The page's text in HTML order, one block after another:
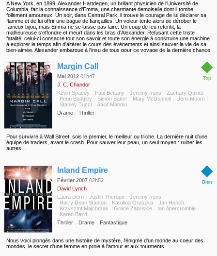
A New York, en 1899, Alexander Hartdegen, un brillant physicien de l'Université de
Columbia, fait la connaissance d'Emma, une charmante demoiselle dont il tombe
follement amoureux. Un soir, dans Central Park, il trouve le courage de lui déclarer sa
flamme et de lui offrir une bague de fiançailles. Un voleur tente alors de dérober le
fameux bijou, mais Emma ne se laisse pas faire. Un coup de feu retentit, la
malheureuse s'effondre et meurt dans les bras d'Alexander. Refusant cette triste
fatalité, celui-ci consacre tout son savoir et toute son énergie à construire une machine
à explorer le temps afin d'altérer le cours des événements et ainsi sauver la vie de sa
bien-aimée. Alexander embarque à l'insu de tous pour ce voyage de la dernière chance
◆
Top
Margin Call
Mai 2012 01h47
J. C. Chandor
Kevin Spacey
Paul Bettany Jeremy Irons
Zachary Quinto
Penn Badgley
Simon Baker Mary McDonnell
Demi Moore
Stanley Tucci
Aasif Mandvi
Drame
Thriller
Pour survivre à Wall Street, sois le premier, le meilleur ou triche. La dernière nuit d’une
équipe de traders, avant le crash. Pour sauver leur peau, un seul moyen : ruiner les
autres…
◆
Bien
Inland Empire
Février 2007 02h52
David Lynch
Laura Dern
Justin Theroux
Jeremy Irons
Harry Dean Stanton
Karolina Gruszka
Jan Hench
Krzysztof Majchrzak
Grace Zabriskie
Ian Abercrombie
Karen Baird
Thriller
Drame Fantastique
Nous voici plongés dans une histoire de mystère, l'énigme d'un monde au coeur des
mondes, le secret d'une femme en proie à l'amour et aux tourments...